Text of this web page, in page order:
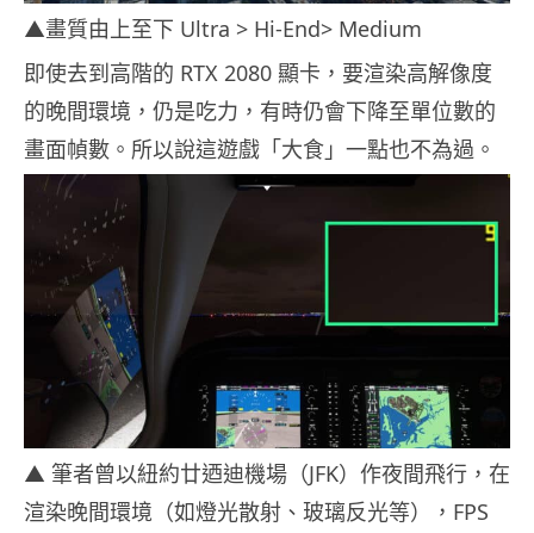
▲畫質由上至下 Ultra > Hi-End> Medium
即使去到高階的 RTX 2080 顯卡，要渲染高解像度
的晚間環境，仍是吃力，有時仍會下降至單位數的
畫面幀數。所以說這遊戲「大食」一點也不為過。
▲ 筆者曾以紐約廿迺迪機場（JFK）作夜間飛行，在
渲染晚間環境（如燈光散射、玻璃反光等），FPS